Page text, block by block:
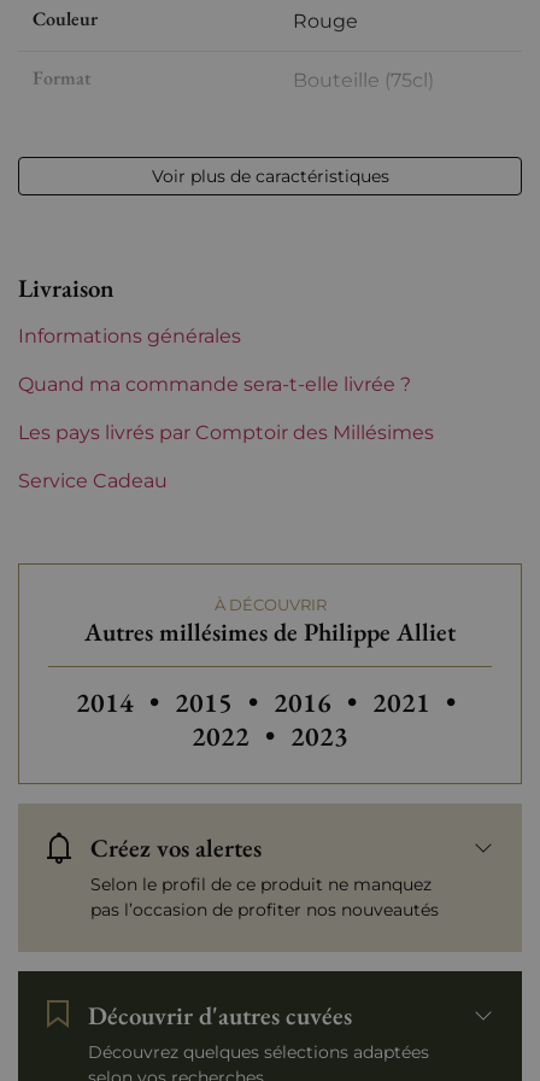
Couleur Rouge
Format Bouteille (75cl)
Volume 12,50 % vol - 75 cl
Etiquette Parfaite
Région Loire
Maturité
De 30 à 50 €
Voir plus de caractéristiques
Livraison
Informations générales
Quand ma commande sera-t-elle livrée ?
Les pays livrés par Comptoir des Millésimes
Service Cadeau
À DÉCOUVRIR
Autres millésimes de Philippe Alliet
2014 • Autres millésimes de Philippe
2015 • 2016 • Autres
2021 •
2022 • Autres millésimes de
2023
Créez vos alertes
Selon le profil de ce produit ne manquez
pas l’occasion de profiter nos nouveautés
Découvrir d'autres cuvées
Découvrez quelques sélections adaptées